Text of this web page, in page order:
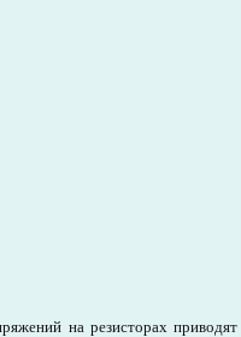
на резисторах